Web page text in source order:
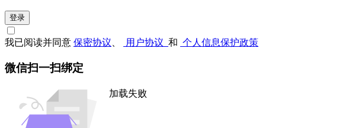
登录
我已阅读并同意 保密协议 用户协议 和 个人信息保护政策
微信扫一扫绑定
加载失败